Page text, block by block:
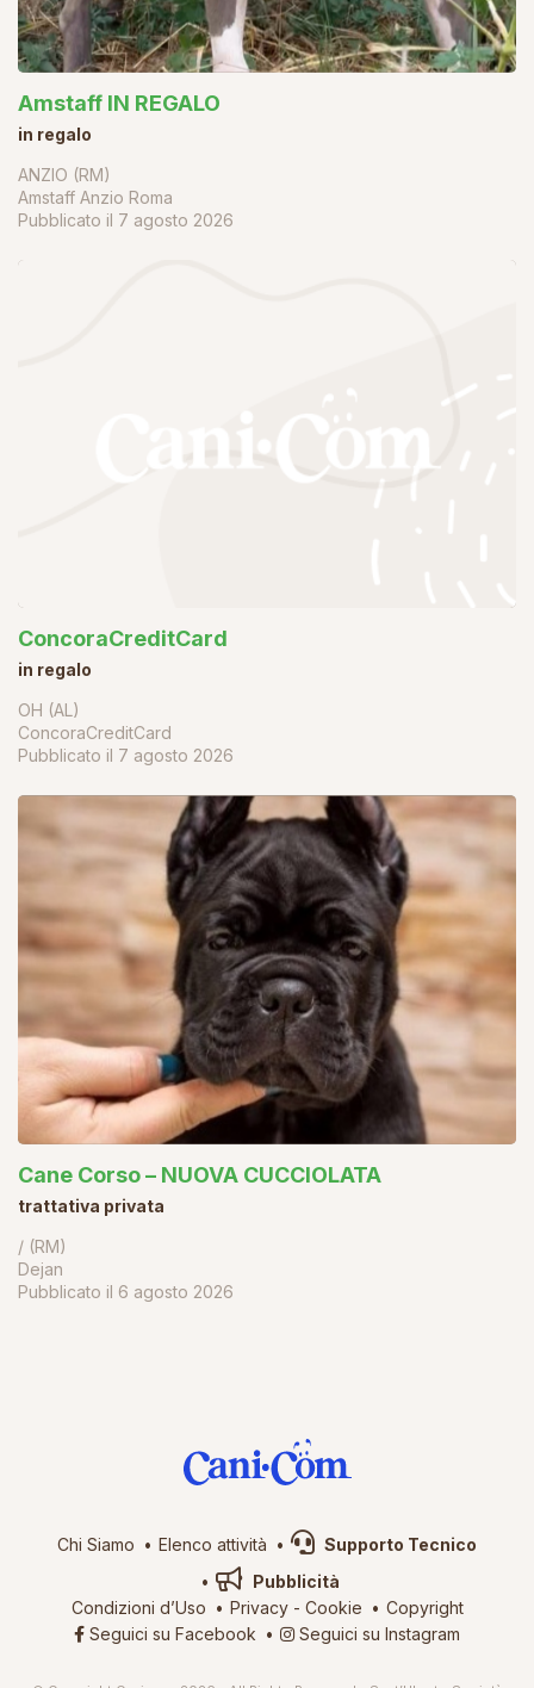
Amstaff IN REGALO
in regalo
ANZIO (RM)
Amstaff Anzio Roma
Pubblicato il 7 agosto 2026
ConcoraCreditCard
in regalo
OH (AL)
ConcoraCreditCard
Pubblicato il 7 agosto 2026
Cane Corso – NUOVA CUCCIOLATA
trattativa privata
/ (RM)
Dejan
Pubblicato il 6 agosto 2026
Chi Siamo Elenco attività
Supporto Tecnico
Pubblicità
Condizioni d’Uso
Privacy- Cookie
Copyright
Seguici su Facebook
Seguici su Instagram